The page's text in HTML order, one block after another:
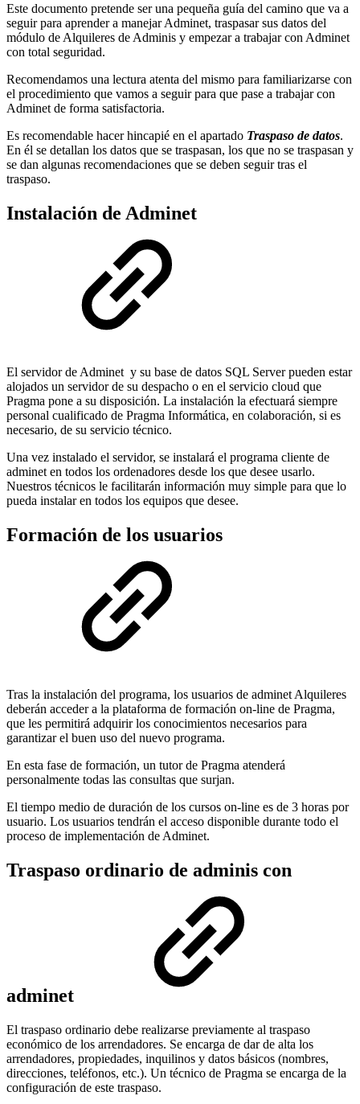
Este documento pretende ser una pequeña guía del camino que va a
seguir para aprender a manejar Adminet, traspasar sus datos del
módulo de Alquileres de Adminis y empezar a trabajar con Adminet
con total seguridad.
Recomendamos una lectura atenta del mismo para familiarizarse con
el procedimiento que vamos a seguir para que pase a trabajar con
Adminet de forma satisfactoria.
Es recomendable hacer hincapié en el apartado Traspaso de datos.
En él se detallan los datos que se traspasan, los que no se traspasan y
se dan algunas recomendaciones que se deben seguir tras el
traspaso.
Instalación de Adminet
El servidor de Adminet y su base de datos SQL Server pueden estar
alojados un servidor de su despacho o en el servicio cloud que
Pragma pone a su disposición. La instalación la efectuará siempre
personal cualificado de Pragma Informática, en colaboración, si es
necesario, de su servicio técnico.
Una vez instalado el servidor, se instalará el programa cliente de
adminet en todos los ordenadores desde los que desee usarlo.
Nuestros técnicos le facilitarán información muy simple para que lo
pueda instalar en todos los equipos que desee.
Formación de los usuarios
Tras la instalación del programa, los usuarios de adminet Alquileres
deberán acceder a la plataforma de formación on-line de Pragma,
que les permitirá adquirir los conocimientos necesarios para
garantizar el buen uso del nuevo programa.
En esta fase de formación, un tutor de Pragma atenderá
personalmente todas las consultas que surjan.
El tiempo medio de duración de los cursos on-line es de 3 horas por
usuario. Los usuarios tendrán el acceso disponible durante todo el
proceso de implementación de Adminet.
Traspaso ordinario de adminis con
adminet
El traspaso ordinario debe realizarse previamente al traspaso
económico de los arrendadores. Se encarga de dar de alta los
arrendadores, propiedades, inquilinos y datos básicos (nombres,
direcciones, teléfonos, etc.). Un técnico de Pragma se encarga de la
configuración de este traspaso.